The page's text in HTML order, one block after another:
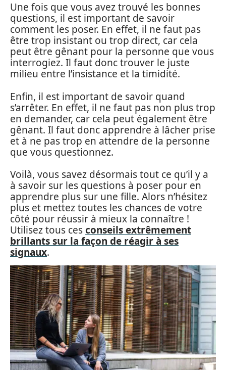
Une fois que vous avez trouvé les bonnes
questions, il est important de savoir
comment les poser. En effet, il ne faut pas
être trop insistant ou trop direct, car cela
peut être gênant pour la personne que vous
interrogiez. Il faut donc trouver le juste
milieu entre l’insistance et la timidité.
Enfin, il est important de savoir quand
s’arrêter. En effet, il ne faut pas non plus trop
en demander, car cela peut également être
gênant. Il faut donc apprendre à lâcher prise
et à ne pas trop en attendre de la personne
que vous questionnez.
Voilà, vous savez désormais tout ce qu’il y a
à savoir sur les questions à poser pour en
apprendre plus sur une fille. Alors n’hésitez
plus et mettez toutes les chances de votre
côté pour réussir à mieux la connaître !
Utilisez tous cesconseils extrêmement
brillants sur la façon de réagir à ses
signaux.